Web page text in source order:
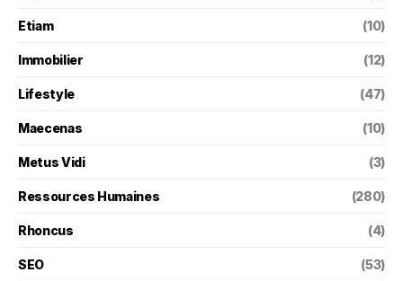
Etiam (10)
Immobilier (12)
Lifestyle (47)
Maecenas (10)
Metus Vidi (3)
Ressources Humaines (280)
Rhoncus (4)
SEO (53)